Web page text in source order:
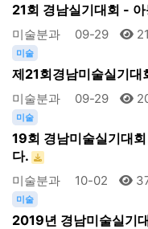
21회 경남실기대회 -
미술분과 09-29
미술
제21회경남미술실기대
미술분과 09-29
미술
19회 경남미술실기대
다.
미술분과 10-02
미술
2019년 경남미술실기